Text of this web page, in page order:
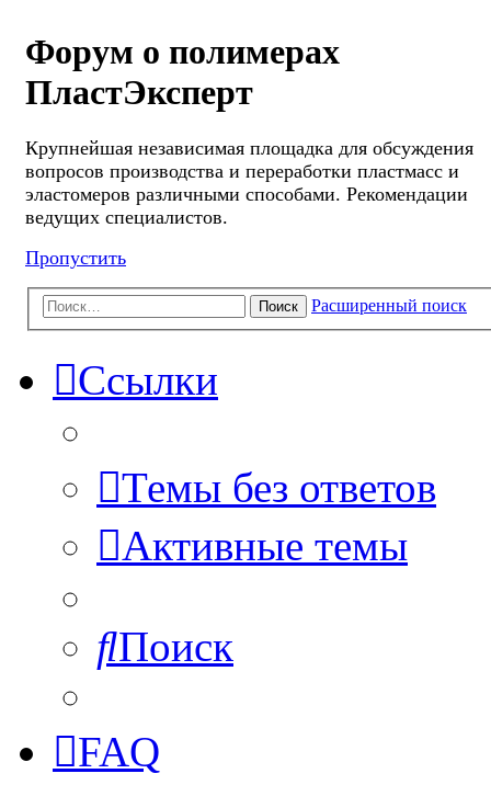
Форум о полимерах
ПластЭксперт
Крупнейшая независимая площадка для обсуждения
вопросов производства и переработки пластмасс и
эластомеров различными способами. Рекомендации
ведущих специалистов.
Пропустить
Поиск Расширенный поиск
Ссылки
Темы без ответов
Активные темы
Поиск
FAQ